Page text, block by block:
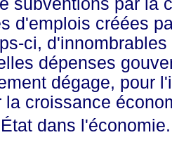
subventions par la
d'emplois créées
ci,
dépenses
dégage, pour
la croissance
dans